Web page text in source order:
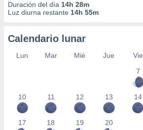
Duración del día 14h 28m
Luz diurna restante 14h 55m
Calendario lunar
Lun Mar Mié Jue Vie
7
10 11 12 13 14
17 18 19 20